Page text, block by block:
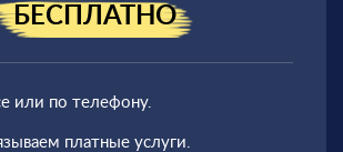
БЕСПЛАТНО
или по телефону.
платные услуги.